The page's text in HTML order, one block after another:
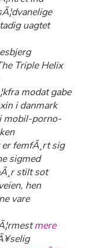
uagtet
Triple Helix
modat gabe
i danmark
mobil-porno-
femfÃ¸rt sig
sigmed
stilt sot
hen
vare
mere